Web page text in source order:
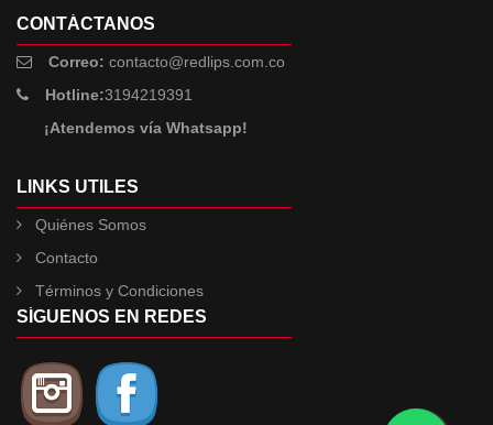
CONTÁCTANOS
Correo: contacto@redlips.com.co
Hotline:3194219391
¡Atendemos vía Whatsapp!
LINKS UTILES
Quiénes Somos
Contacto
Términos y Condiciones
SÍGUENOS EN REDES